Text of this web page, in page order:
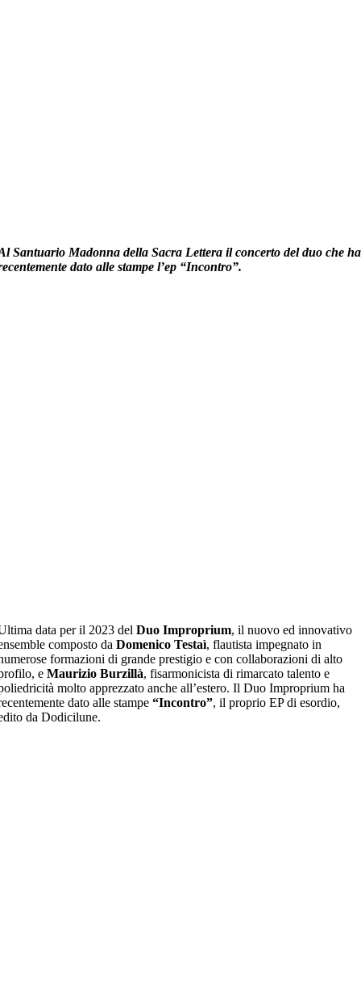
Santuario Madonna della Sacra Lettera il concerto del duo che ha
dato alle stampe l’ep “Incontro”.
data per il 2023 delDuo Improprium, il nuovo ed innovativo
composto daDomenico Testaì, flautista impegnato in
formazioni di grande prestigio e con collaborazioni di alto
eMaurizio Burzillà, fisarmonicista di rimarcato talento e
molto apprezzato anche all’estero. Il Duo Improprium ha
dato alle stampe“Incontro”, il proprio EP di esordio,
da Dodicilune.